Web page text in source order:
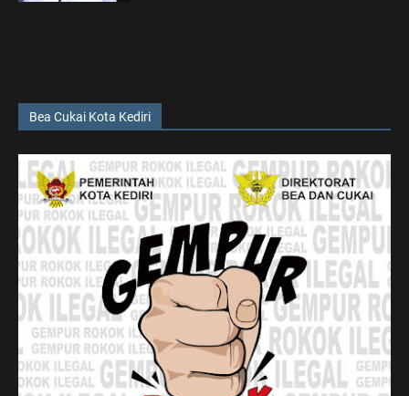
Bea Cukai Kota Kediri